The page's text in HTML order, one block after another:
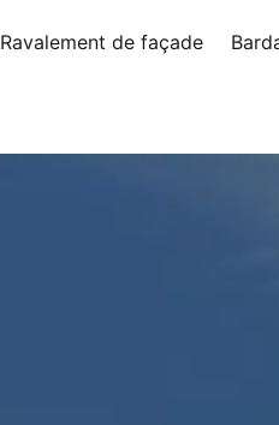
Ravalement de façade